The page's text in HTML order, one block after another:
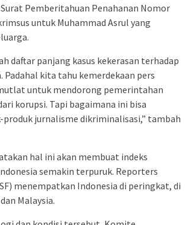
Pemberitahuan Penahanan Nomor
untuk Muhammad Asrul yang
daftar panjang kasus kekerasan terhadap
Padahal kita tahu kemerdekaan pers
untuk mendorong pemerintahan
korupsi. Tapi bagaimana ini bisa
produk jurnalisme dikriminalisasi,” tambah
hal ini akan membuat indeks
semakin terpuruk. Reporters
menempatkan Indonesia di peringkat, di
Malaysia.